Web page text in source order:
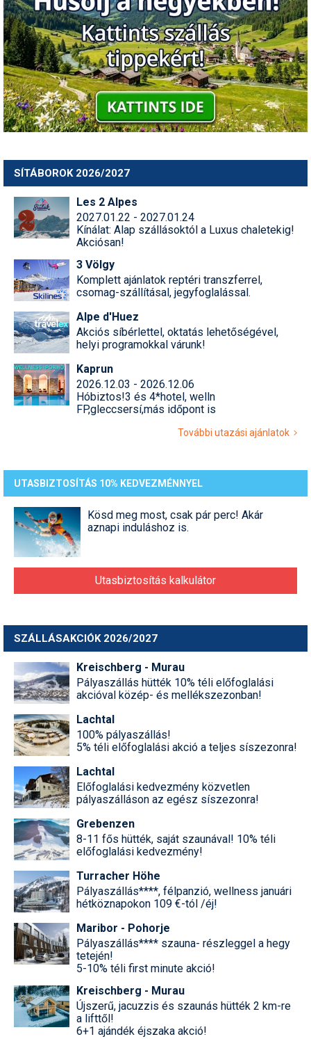
SÍTÁBOROK 2026/2027
Les 2 Alpes
2027.01.22 - 2027.01.24
Kínálat: Alap szállásoktól a Luxus chaletekig!
Akciósan!
3 Völgy
Komplett ajánlatok reptéri transzferrel,
csomag-szállításal, jegyfoglalással.
Alpe d'Huez
Akciós síbérlettel, oktatás lehetőségével,
helyi programokkal várunk!
Kaprun
2026.12.03 - 2026.12.06
Hóbiztos!3 és 4*hotel, welln
FP,gleccsersí,más időpont is
További utazási ajánlatok
UTASBIZTOSÍTÁS 10% KEDVEZMÉNNYEL
Kösd meg most, csak pár perc! Akár
aznapi induláshoz is.
Utasbiztosítás kalkulátor
SZÁLLÁSAKCIÓK 2026/2027
Kreischberg - Murau
Pályaszállás hütték 10% téli előfoglalási
akcióval közép- és mellékszezonban!
Lachtal
100% pályaszállás!
5% téli előfoglalási akció a teljes síszezonra!
Lachtal
Előfoglalási kedvezmény közvetlen
pályaszálláson az egész síszezonra!
Grebenzen
8-11 fős hütték, saját szaunával! 10% téli
előfoglalási kedvezmény!
Turracher Höhe
Pályaszállás****, félpanzió, wellness januári
hétköznapokon 109 €-tól /éj!
Maribor - Pohorje
Pályaszállás**** szauna- részleggel a hegy
tetején!
5-10% téli first minute akció!
Kreischberg - Murau
Újszerű, jacuzzis és szaunás hütték 2 km-re
a lifttől!
6+1 ajándék éjszaka akció!